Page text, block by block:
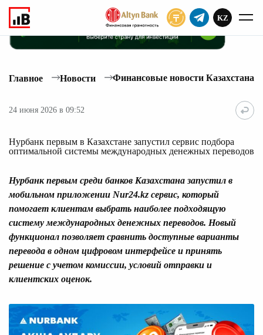
KZ
Главное Новости Финансовые новости Казахстана
24 июня 2026 в 09:52
Нурбанк первым в Казахстане запустил сервис подбора
оптимальной системы международных денежных переводов
Нурбанкпервым среди банков Казахстана запустил в
мобильном приложении Nur24.kz сервис, который
помогает клиентам выбрать наиболее подходящую
систему международных денежных переводов. Новый
функционал позволяет сравнить доступные варианты
перевода в одном цифровом интерфейсе и принять
решение с учетом комиссии, условий отправки и
клиентских оценок.